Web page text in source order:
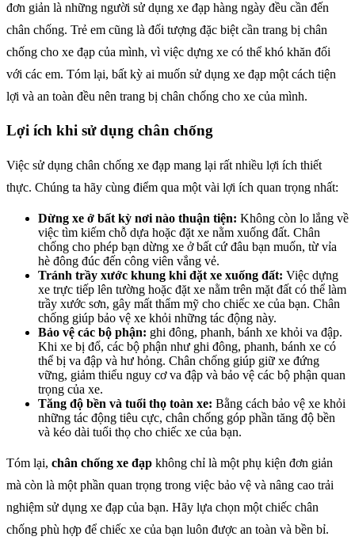
đơn giản là những người sử dụng xe đạp hàng ngày đều cần đến
chân chống. Trẻ em cũng là đối tượng đặc biệt cần trang bị chân
chống cho xe đạp của mình, vì việc dựng xe có thể khó khăn đối
với các em. Tóm lại, bất kỳ ai muốn sử dụng xe đạp một cách tiện
lợi và an toàn đều nên trang bị chân chống cho xe của mình.
Lợi ích khi sử dụng chân chống
Việc sử dụng chân chống xe đạp mang lại rất nhiều lợi ích thiết
thực. Chúng ta hãy cùng điểm qua một vài lợi ích quan trọng nhất:
Dừng xe ở bất kỳ nơi nào thuận tiện: Không còn lo lắng về
việc tìm kiếm chỗ dựa hoặc đặt xe nằm xuống đất. Chân
chống cho phép bạn dừng xe ở bất cứ đâu bạn muốn, từ vỉa
hè đông đúc đến công viên vắng vẻ.
Tránh trầy xước khung khi đặt xe xuống đất: Việc dựng
xe trực tiếp lên tường hoặc đặt xe nằm trên mặt đất có thể làm
trầy xước sơn, gây mất thẩm mỹ cho chiếc xe của bạn. Chân
chống giúp bảo vệ xe khỏi những tác động này.
Bảo vệ các bộ phận: ghi đông, phanh, bánh xe khỏi va đập.
Khi xe bị đổ, các bộ phận như ghi đông, phanh, bánh xe có
thể bị va đập và hư hỏng. Chân chống giúp giữ xe đứng
vững, giảm thiểu nguy cơ va đập và bảo vệ các bộ phận quan
trọng của xe.
Tăng độ bền và tuổi thọ toàn xe: Bằng cách bảo vệ xe khỏi
những tác động tiêu cực, chân chống góp phần tăng độ bền
và kéo dài tuổi thọ cho chiếc xe của bạn.
Tóm lại, chân chống xe đạp không chỉ là một phụ kiện đơn giản
mà còn là một phần quan trọng trong việc bảo vệ và nâng cao trải
nghiệm sử dụng xe đạp của bạn. Hãy lựa chọn một chiếc chân
chống phù hợp để chiếc xe của bạn luôn được an toàn và bền bỉ.